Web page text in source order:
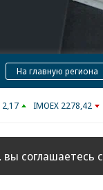
На главную региона
IMOEX 2278,42
соглашаетесь с